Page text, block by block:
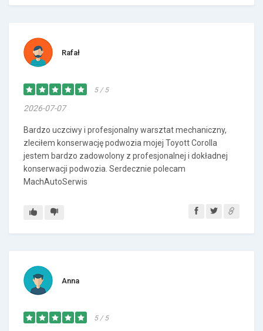
Rafał
5 / 5
2026-07-07
Bardzo uczciwy i profesjonalny warsztat mechaniczny,
zleciłem konserwację podwozia mojej Toyott Corolla
jestem bardzo zadowolony z profesjonalnej i dokładnej
konserwacji podwozia. Serdecznie polecam
MachAutoSerwis
Anna
5 / 5